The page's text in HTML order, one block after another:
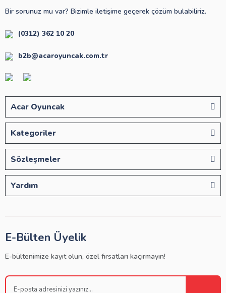
Bir sorunuz mu var? Bizimle iletişime geçerek çözüm bulabiliriz.
(0312) 362 10 20
b2b@acaroyuncak.com.tr
Acar Oyuncak
Kategoriler
Sözleşmeler
Yardım
E-Bülten Üyelik
E-bültenimize kayıt olun, özel fırsatları kaçırmayın!